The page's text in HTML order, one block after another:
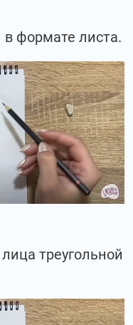
формате листа.
треугольной